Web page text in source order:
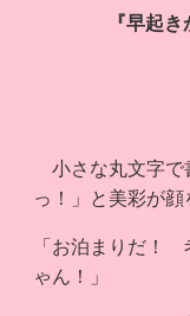
『早起
小さな丸文字で
っ！」と美彩が顔
「お泊まりだ！
ゃん！」